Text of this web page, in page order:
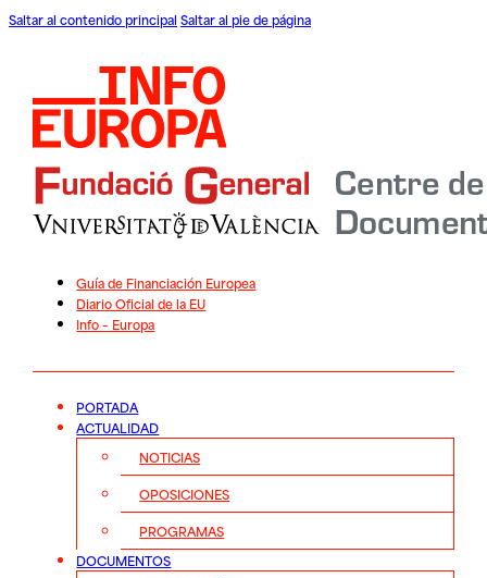
Saltar al contenido principal Saltar al pie de página
Guía de Financiación Europea
Diario Oficial de la EU
Info – Europa
PORTADA
ACTUALIDAD
NOTICIAS
OPOSICIONES
PROGRAMAS
DOCUMENTOS